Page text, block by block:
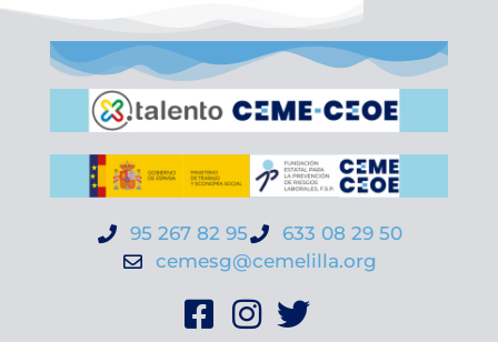
95 267 82 95
633 08 29 50
cemesg@cemelilla.org